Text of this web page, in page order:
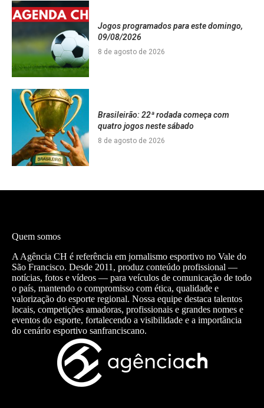
Jogos programados para este domingo,
09/08/2026
8 de agosto de 2026
Brasileirão: 22ª rodada começa com
quatro jogos neste sábado
8 de agosto de 2026
Quem somos
A Agência CH é referência em jornalismo esportivo no Vale do
São Francisco. Desde 2011, produz conteúdo profissional —
notícias, fotos e vídeos — para veículos de comunicação de todo
o país, mantendo o compromisso com ética, qualidade e
valorização do esporte regional. Nossa equipe destaca talentos
locais, competições amadoras, profissionais e grandes nomes e
eventos do esporte, fortalecendo a visibilidade e a importância
do cenário esportivo sanfranciscano.